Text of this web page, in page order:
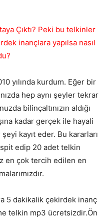
Çıktı? Peki bu telkinler
inançlara yapılsa nasıl
yılında kurdum. Eğer bir
hep aynı şeyler tekrar
bilinçaltınızın aldığı
kadar gerçek ile hayali
kayıt eder. Bu kararları
edip 20 adet telkin
en çok tercih edilen en
5 dakikalik çekirdek inanç
telkin mp3 ücretsizdir.Ön